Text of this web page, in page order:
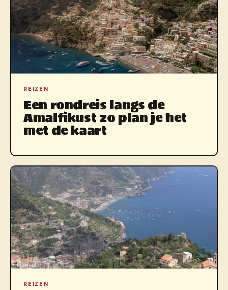
REIZEN
Een rondreis langs de
Amalfikust zo plan je het
met de kaart
REIZEN